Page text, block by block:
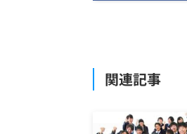
関連記事